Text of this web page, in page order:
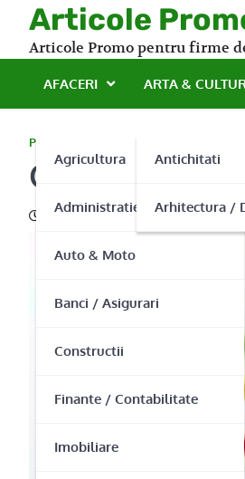
content
Articole
Articole Promo pentru firme
AFACERI
Agricultura
Administratie Publica
Auto & Moto
Banci / Asigurari
Constructii
Finante / Contabilitate
Imobiliare
ARTA &
Antichitati
Arhitectura /
PROMO
Cu Accept
09/08/2015